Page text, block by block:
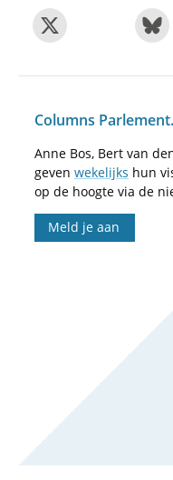
Columns
Anne Bos, Bert van
geven wekelijks hun
op de hoogte via de
Meld je aan